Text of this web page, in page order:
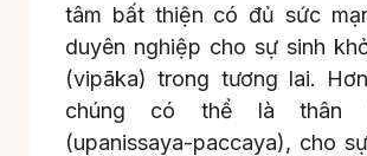
tâm bất thiện có đủ sức
duyên nghiệp cho sự sinh
(vipāka) trong tương lai.
chúng có thể là thân
(upanissaya-paccaya), cho